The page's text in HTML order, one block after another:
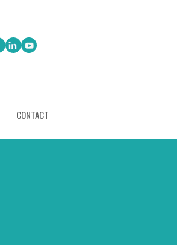
CONTACT